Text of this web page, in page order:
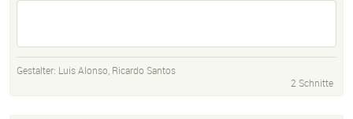
Gestalter: Luis Alonso, Ricardo Santos
2 Schnitte